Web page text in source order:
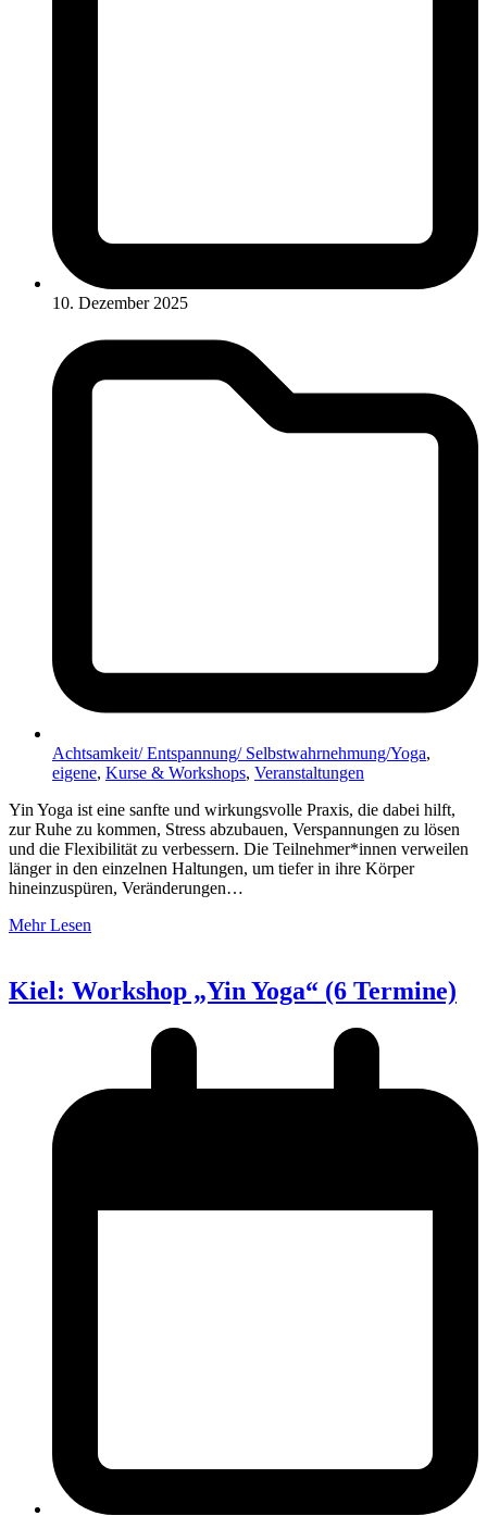
10. Dezember 2025
Achtsamkeit/ Entspannung/ Selbstwahrnehmung/Yoga,
eigene, Kurse & Workshops, Veranstaltungen
Yin Yoga ist eine sanfte und wirkungsvolle Praxis, die dabei hilft,
zur Ruhe zu kommen, Stress abzubauen, Verspannungen zu lösen
und die Flexibilität zu verbessern. Die Teilnehmer*innen verweilen
länger in den einzelnen Haltungen, um tiefer in ihre Körper
hineinzuspüren, Veränderungen…
Mehr Lesen
Kiel: Workshop „Yin Yoga“ (6 Termine)